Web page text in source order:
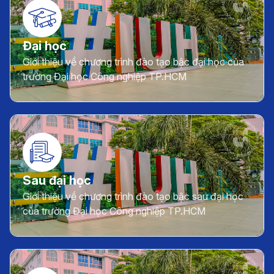
Đại học
Giới thiệu về chương trình đào tạo bậc đại học của
trường Đại học Công nghiệp TP.HCM
Sau đại học
Giới thiệu về chương trình đào tạo bậc sau đại học
của trường Đại học Công nghiệp TP.HCM